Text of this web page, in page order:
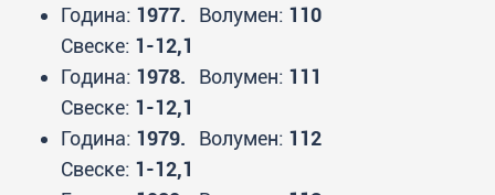
Година: 1977. Волумен: 110
Свеске: 1-12,1
Година: 1978. Волумен: 111
Свеске: 1-12,1
Година: 1979. Волумен: 112
Свеске: 1-12,1